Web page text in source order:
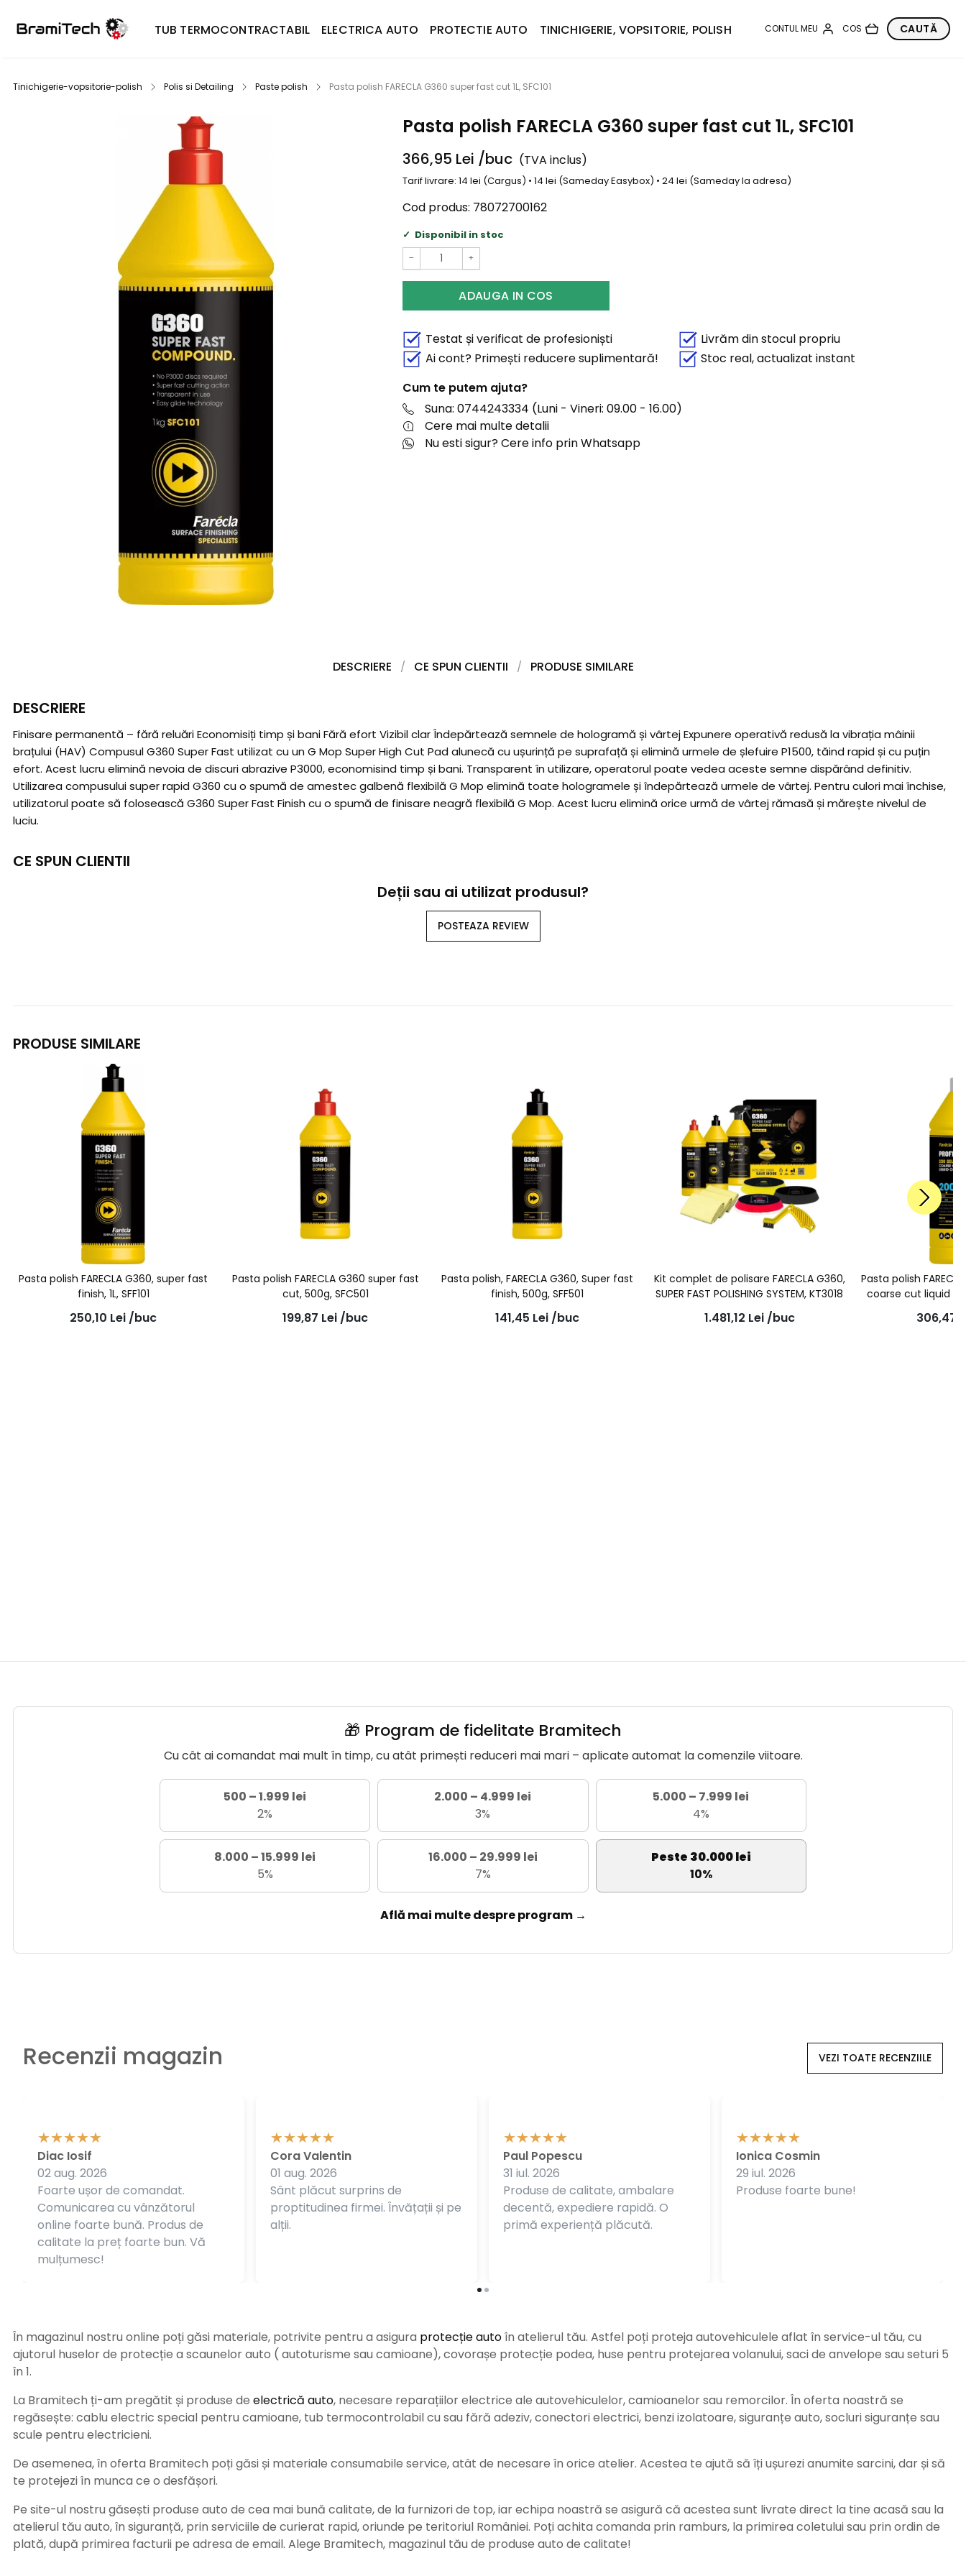
TUB TERMOCONTRACTABIL ELECTRICA AUTO PROTECTIE AUTO TINICHIGERIE, VOPSITORIE, POLISH
Tinichigerie-vopsitorie-polish Polis si Detailing Paste polish Pasta polish FARECLA G360 super fast cut 1L, SFC101
Pasta polish FARECLA G360 super fast cut 1L, SFC101
366,95 Lei /buc (TVA inclus)
Tarif livrare: 14 lei (Cargus) • 14 lei (Sameday Easybox) • 24 lei (Sameday la adresa)
Cod produs: 78072700162
Disponibil in stoc
− +
ADAUGA IN COS
Testat și verificat de profesioniști
Livrăm din stocul propriu
Ai cont? Primești reducere suplimentară!
Stoc real, actualizat instant
Cum te putem ajuta?
Suna: 0744243334 (Luni - Vineri: 09.00 - 16.00)
Cere mai multe detalii
Nu esti sigur? Cere info prin Whatsapp
DESCRIERE CE SPUN CLIENTII PRODUSE SIMILARE
DESCRIERE
Finisare permanentă – fără reluări Economisiți timp și bani Fără efort Vizibil clar Îndepărtează semnele de hologramă și vârtej Expunere operativă redusă la vibrația mâinii
brațului (HAV) Compusul G360 Super Fast utilizat cu un G Mop Super High Cut Pad alunecă cu ușurință pe suprafață și elimină urmele de șlefuire P1500, tăind rapid și cu puțin
efort. Acest lucru elimină nevoia de discuri abrazive P3000, economisind timp și bani. Transparent în utilizare, operatorul poate vedea aceste semne dispărând definitiv.
Utilizarea compusului super rapid G360 cu o spumă de amestec galbenă flexibilă G Mop elimină toate hologramele și îndepărtează urmele de vârtej. Pentru culori mai închise,
utilizatorul poate să folosească G360 Super Fast Finish cu o spumă de finisare neagră flexibilă G Mop. Acest lucru elimină orice urmă de vârtej rămasă și mărește nivelul de
luciu.
CE SPUN CLIENTII
Deții sau ai utilizat produsul?
POSTEAZA REVIEW
PRODUSE SIMILARE
Pasta polish FARECLA G360, super fast
finish, 1L, SFF101
250,10 Lei /buc
Pasta polish FARECLA G360 super fast
cut, 500g, SFC501
199,87 Lei /buc
Pasta polish, FARECLA G360, Super fast
finish, 500g, SFF501
141,45 Lei /buc
Kit complet de polisare FARECLA G360,
SUPER FAST POLISHING SYSTEM, KT3018
1.481,12 Lei /buc
Pasta polish
coarse cut liquid
306,47
🎁 Program de fidelitate Bramitech
Cu cât ai comandat mai mult în timp, cu atât primești reduceri mai mari – aplicate automat la comenzile viitoare.
500 – 1.999 lei
2%
2.000 – 4.999 lei
3%
5.000 – 7.999 lei
4%
8.000 – 15.999 lei
5%
16.000 – 29.999 lei
7%
Peste 30.000 lei
10%
Află mai multe despre program →
Recenzii magazin VEZI TOATE RECENZIILE
Foarte ușor de comandat.
Comunicarea cu vânzătorul
online foarte bună. Produs de
calitate la preț foarte bun. Vă
mulțumesc!
Diac Iosif
02 aug. 2026
Sânt plăcut surprins de
proptitudinea firmei. Învățații și pe
alții.
Cora Valentin
01 aug. 2026
Produse de calitate, ambalare
decentă, expediere rapidă. O
primă experiență plăcută.
Paul Popescu
31 iul. 2026
Produse foarte bune!
Ionica Cosmin
29 iul. 2026
În magazinul nostru online poți găsi materiale, potrivite pentru a asigura protecție autoîn atelierul tău. Astfel poți proteja autovehiculele aflat în service-ul tău, cu
ajutorul huselor de protecție a scaunelor auto ( autoturisme sau camioane), covorașe protecție podea, huse pentru protejarea volanului, saci de anvelope sau seturi 5
în 1.
La Bramitech ți-am pregătit și produse de electrică auto, necesare reparațiilor electrice ale autovehiculelor, camioanelor sau remorcilor. În oferta noastră se
regăsește: cablu electric special pentru camioane, tub termocontrolabil cu sau fără adeziv, conectori electrici, benzi izolatoare, siguranțe auto, socluri siguranțe sau
scule pentru electricieni.
De asemenea, în oferta Bramitech poți găsi și materiale consumabile service, atât de necesare în orice atelier. Acestea te ajută să îți ușurezi anumite sarcini, dar și să
te protejezi în munca ce o desfășori.
Pe site-ul nostru găsești produse auto de cea mai bună calitate, de la furnizori de top, iar echipa noastră se asigură că acestea sunt livrate direct la tine acasă sau la
atelierul tău auto, în siguranță, prin serviciile de curierat rapid, oriunde pe teritoriul României. Poți achita comanda prin ramburs, la primirea coletului sau prin ordin de
plată, după primirea facturii pe adresa de email. Alege Bramitech, magazinul tău de produse auto de calitate!